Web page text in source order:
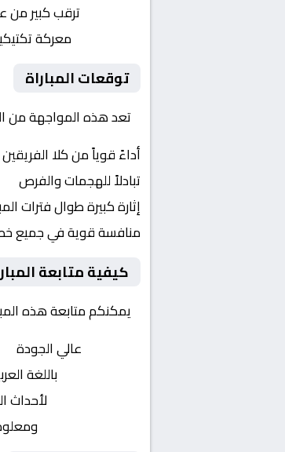
ترقب كبير من
معركة
توقعات المباراة
تعد هذه المواجهة من
أداءً قوياً من كلا الفريقين
تبادلاً للهجمات والفرص
إثارة كبيرة طوال فترات
منافسة قوية في جميع
كيفية متابعة
يمكنكم متابعة هذه
عالي الجودة
باللغة
لأحداث